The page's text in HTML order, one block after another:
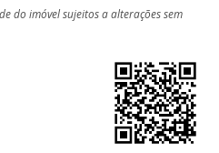
do imóvel sujeitos a alterações sem